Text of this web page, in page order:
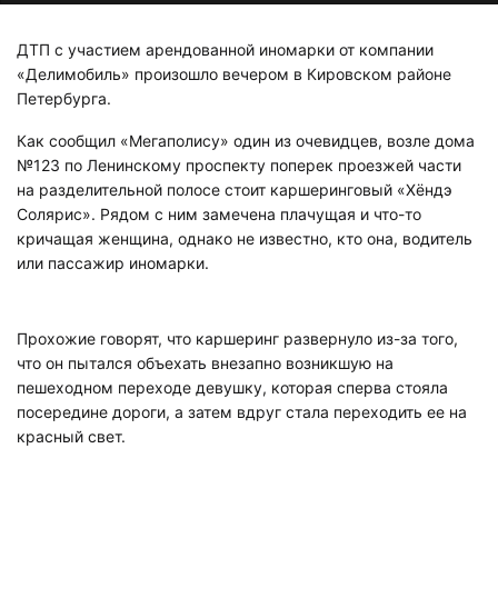
ДТП с участием арендованной иномарки от компании
«Делимобиль» произошло вечером в Кировском районе
Петербурга.
Как сообщил «Мегаполису» один из очевидцев, возле дома
№123 по Ленинскому проспекту поперек проезжей части
на разделительной полосе стоит каршеринговый «Хёндэ
Солярис». Рядом с ним замечена плачущая и что-то
кричащая женщина, однако не известно, кто она, водитель
или пассажир иномарки.
Прохожие говорят, что каршеринг развернуло из-за того,
что он пытался объехать внезапно возникшую на
пешеходном переходе девушку, которая сперва стояла
посередине дороги, а затем вдруг стала переходить ее на
красный свет.